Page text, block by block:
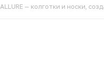
ALLURE — колготки и носки,